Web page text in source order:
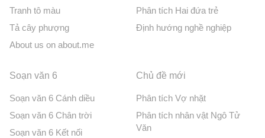
Tranh tô màu
Tả cây phượng
About us on about.me
Phân tích Hai đứa trẻ
Định hướng nghề nghiệp
Soạn văn 6
Soạn văn 6 Cánh diều
Soạn văn 6 Chân trời
Soạn văn 6 Kết nối
Chủ đề mới
Phân tích Vợ nhặt
Phân tích nhân vật Ngô Tử
Văn